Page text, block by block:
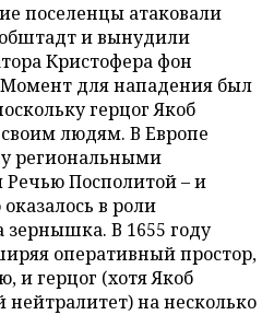
поселенцы атаковали
и вынудили
Кристофера фон
Момент для нападения был
герцог Якоб
людям. В Европе
региональными
Посполитой – и
в роли
В 1655 году
оперативный простор,
и герцог (хотя Якоб
нейтралитет) на несколько